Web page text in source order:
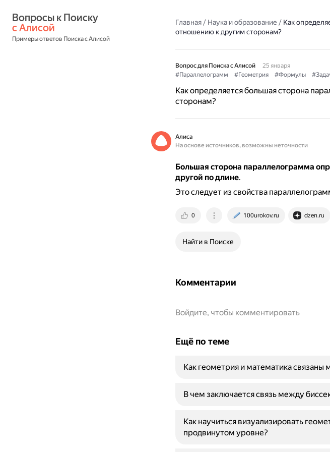
с Алисой
Примеры ответов Поиска с Алисой
Главная/ Наука и образование / Как
отношению к другим сторонам?
Вопрос для Поиска с Алисой
25 января
#Параллелограмм
#Геометрия #Формулы
Как определяется большая сторона
сторонам?
Алиса
На основе источников, возможны неточности
Большая сторона параллелограмма
другой по длине.
Это следует из свойства
0 100urokov.ru dzen.ru
Найти в Поиске
Комментарии
Войдите, чтобы комментировать
Ещё по теме
Как геометрия и математика
В чем заключается связь между
Как научиться визуализировать
продвинутом уровне?